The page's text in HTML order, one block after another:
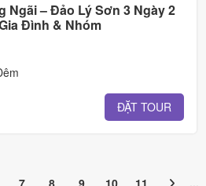
Ngãi – Đảo Lý Sơn 3 Ngày 2
Đình & Nhóm
ĐẶT TOUR